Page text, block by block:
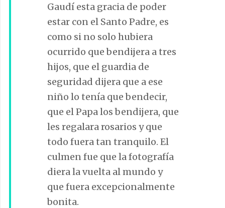
Gaudí esta gracia de poder
estar con el Santo Padre, es
como si no solo hubiera
ocurrido que bendijera a tres
hijos, que el guardia de
seguridad dijera que a ese
niño lo tenía que bendecir,
que el Papa los bendijera, que
les regalara rosarios y que
todo fuera tan tranquilo. El
culmen fue que la fotografía
diera la vuelta al mundo y
que fuera excepcionalmente
bonita.